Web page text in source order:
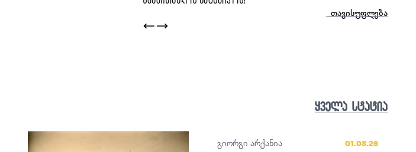
ცოცხალი ისტორია
ყველა სტატია
გიორგი არქანია 01.08.26